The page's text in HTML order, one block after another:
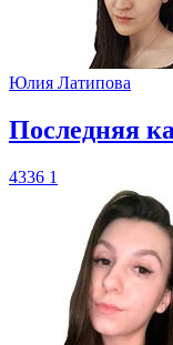
Юлия Латипова
​Последняя
4336 1